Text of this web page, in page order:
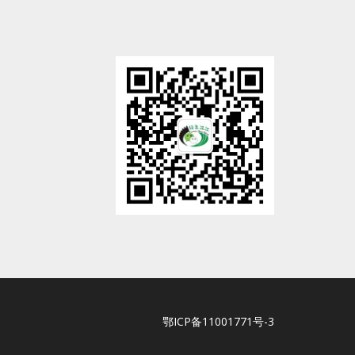
鄂ICP备11001771号-3